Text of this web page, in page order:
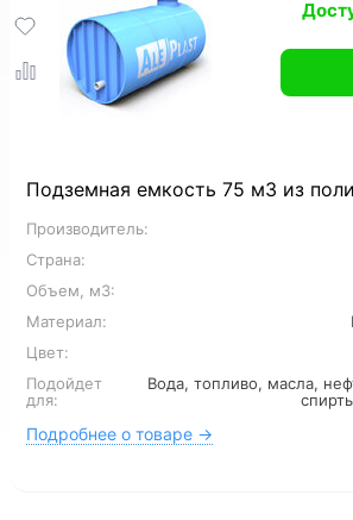
Подземная емкость 75 м3 из
Производитель:
Страна:
Объем, м3:
Материал:
Цвет:
Подойдет
для:
Вода, топливо, масла,
Подробнее о товаре →